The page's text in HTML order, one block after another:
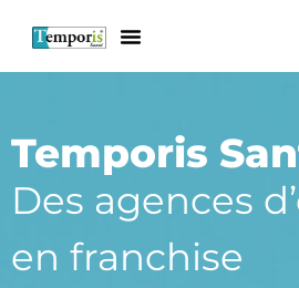
Temporis
Des agences
en franchise